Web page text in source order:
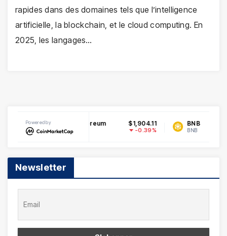
rapides dans des domaines tels que l’intelligence
artificielle, la blockchain, et le cloud computing. En
2025, les langages…
Powered by $1,904.11
ETH -0.39%
BNB
BNB
Newsletter